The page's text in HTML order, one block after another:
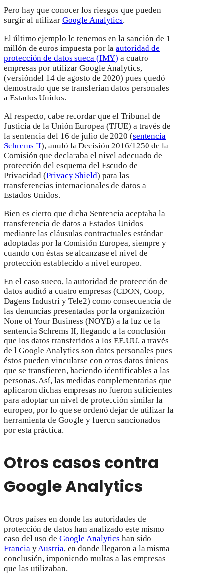
Pero hay que conocer los riesgos que pueden
surgir al utilizar Google Analytics.
El último ejemplo lo tenemos en la sanción de 1
millón de euros impuesta por la autoridad de
protección de datos sueca (IMY) a cuatro
empresas por utilizar Google Analytics,
(versióndel 14 de agosto de 2020) pues quedó
demostrado que se transferían datos personales
a Estados Unidos.
Al respecto, cabe recordar que el Tribunal de
Justicia de la Unión Europea (TJUE) a través de
la sentencia del 16 de julio de 2020 (sentencia
Schrems II), anuló la Decisión 2016/1250 de la
Comisión que declaraba el nivel adecuado de
protección del esquema del Escudo de
Privacidad (Privacy Shield) para las
transferencias internacionales de datos a
Estados Unidos.
Bien es cierto que dicha Sentencia aceptaba la
transferencia de datos a Estados Unidos
mediante las cláusulas contractuales estándar
adoptadas por la Comisión Europea, siempre y
cuando con éstas se alcanzase el nivel de
protección establecido a nivel europeo.
En el caso sueco, la autoridad de protección de
datos auditó a cuatro empresas (CDON, Coop,
Dagens Industri y Tele2) como consecuencia de
las denuncias presentadas por la organización
None of Your Business (NOYB) a la luz de la
sentencia Schrems II, llegando a la conclusión
que los datos transferidos a los EE.UU. a través
de l Google Analytics son datos personales pues
éstos pueden vincularse con otros datos únicos
que se transfieren, haciendo identificables a las
personas. Así, las medidas complementarias que
aplicaron dichas empresas no fueron suficientes
para adoptar un nivel de protección similar la
europeo, por lo que se ordenó dejar de utilizar la
herramienta de Google y fueron sancionados
por esta práctica.
Otros casos contra
Google Analytics
Otros países en donde las autoridades de
protección de datos han analizado este mismo
caso del uso de Google Analytics han sido
Francia y Austria, en donde llegaron a la misma
conclusión, imponiendo multas a las empresas
que las utilizaban.